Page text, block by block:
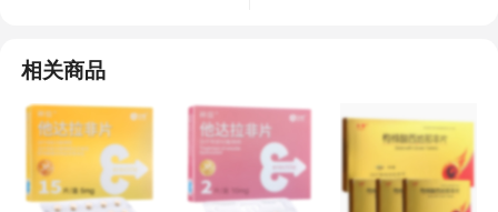
相关商品